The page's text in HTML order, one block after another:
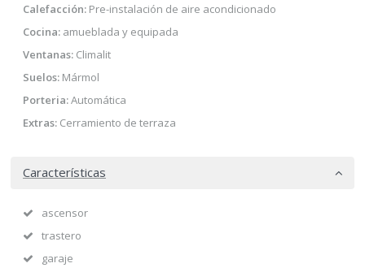
Calefacción: Pre-instalación de aire acondicionado
Cocina: amueblada y equipada
Ventanas: Climalit
Suelos: Mármol
Porteria:Automática
Extras: Cerramiento de terraza
Características
ascensor
trastero
garaje